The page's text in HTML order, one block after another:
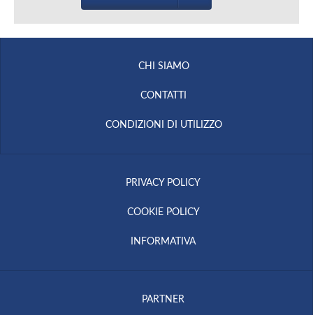
CHI SIAMO
CONTATTI
CONDIZIONI DI UTILIZZO
PRIVACY POLICY
COOKIE POLICY
INFORMATIVA
PARTNER